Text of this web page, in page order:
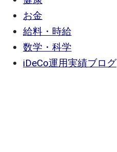
お金
給料・時給
数学・科学
iDeCo運用実績ブログ